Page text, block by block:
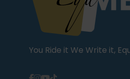
You Ride it We Write it,